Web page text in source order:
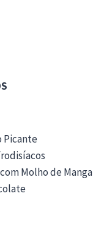
Picante
Molho de Manga